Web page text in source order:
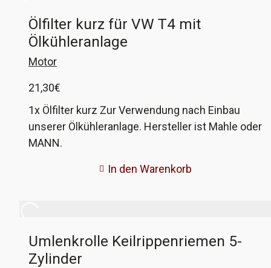
Ölfilter kurz für VW T4 mit
Ölkühleranlage
Motor
21,30€
1x Ölfilter kurz Zur Verwendung nach Einbau
unserer Ölkühleranlage. Hersteller ist Mahle oder
MANN.
In den Warenkorb
Umlenkrolle Keilrippenriemen 5-
Zylinder